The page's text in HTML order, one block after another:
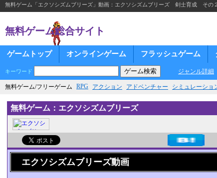
無料ゲーム「エクソシズムブリーズ」動画：エクソシズムブリーズ 剣士育成 その２
無料ゲーム総合サイト
ゲームトップ オンラインゲーム フラッシュゲーム
キーワード ジャンル詳細
無料ゲーム/フリーゲーム RPG アクション アドベンチャー シミュレーショ
無料ゲーム：エクソシズムブリーズ
エクソシズムブリーズ動画